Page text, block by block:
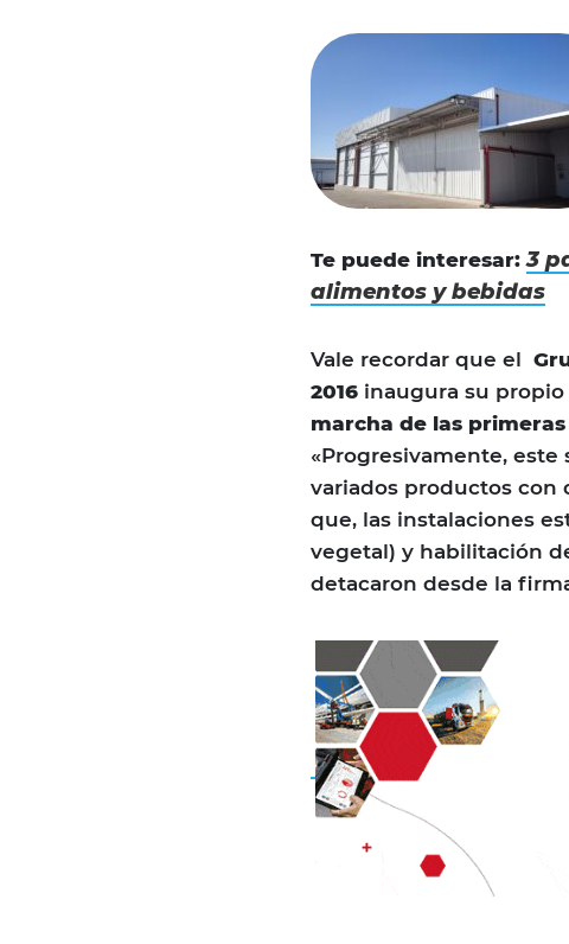
Te puede interesar:3
alimentos y bebidas
Vale recordar que el
2016 inaugura su
marcha de las
«Progresivamente,
variados productos con
que, las instalaciones
vegetal) y habilitación
detacaron desde la